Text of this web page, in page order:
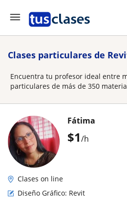
Clases particulares de
Encuentra tu profesor ideal entre
particulares de más de 350
$1/h
Fátima
Clases on line
Diseño Gráfico: Revit